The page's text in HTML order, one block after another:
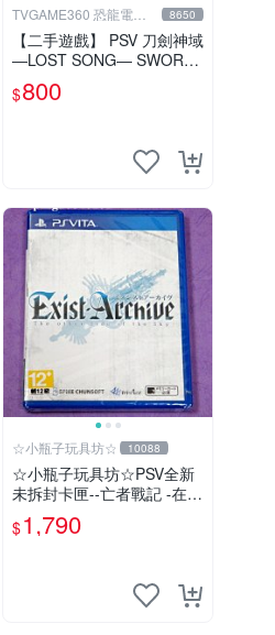
TVGAME360 恐龍電玩- 8650
【二手遊戲】 PSV 刀劍神域
―LOST SONG― SWORD
ART ONLINE 中文版【台中
恐龍電玩】
$800
☆小瓶子玩具坊☆ 10088
☆小瓶子玩具坊☆PSV全新
未拆封卡匣--亡者戰記 -在另
一側的天空下- (日版)
$1,790